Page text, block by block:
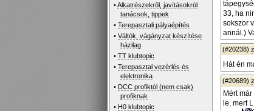
•Alkatrészekről, javításokról
tanácsok, tippek
•Terepasztali pályaépítés
•Váltók, vágányzat készítése
házilag
•TT klubtopic
•Terepasztal vezérlés és
elektronika
• DCC profiktól (nem csak)
profiknak
• H0 klubtopic
33, ha
sokszor
annál.)
(#20238)
Hát én
(#20689)
Mért
le, mert